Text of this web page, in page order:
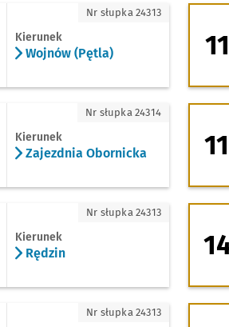
(Pętla)
Kierunek
Wojnów (Pętla)
Nr słupka 24313 115
Obornicka
Kierunek
Zajezdnia Obornicka
Nr słupka 24314 118
Kierunek
Rędzin
Nr słupka 24313 143
Nr słupka 24313 143